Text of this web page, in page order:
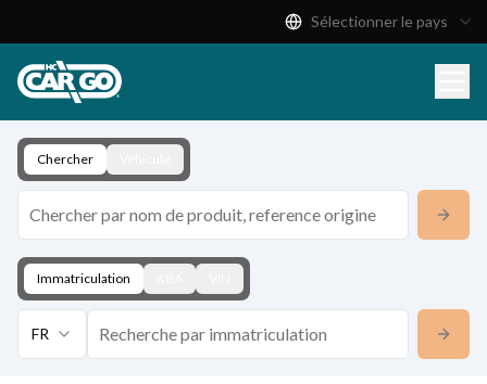
Télécharger
Contact
Sélectionner le pays
Chercher
Immatriculation
FR